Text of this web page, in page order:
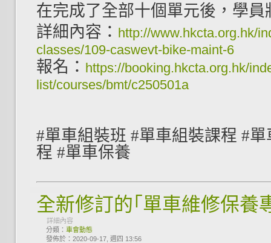
在完成了全部十個單元後，學
詳細內容： http://www.hkcta.org.hk/
classes/109-caswevt-bike-maint-6
報名： https://booking.hkcta.org.hk/
list/courses/bmt/c250501a
#單車組裝班 #單車組裝課程 #
程 #單車保養
全新修訂的｢單車維修保養
詳細內容
分類： 車會動態
發佈於：2020-09-17, 週四 13:56